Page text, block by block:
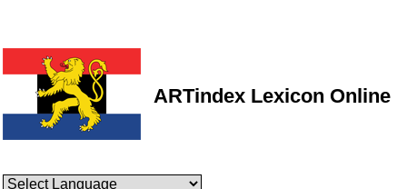
ARTindex Lexicon Online